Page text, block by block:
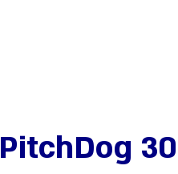
PitchDog 30